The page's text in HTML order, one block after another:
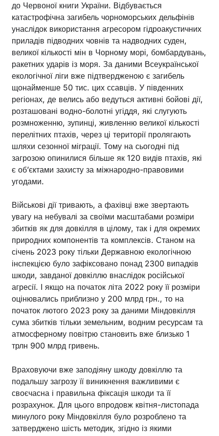
до Червоної книги України. Відбувається
катастрофічна загибель чорноморських дельфінів
унаслідок використання агресором гідроакустичних
приладів підводних човнів та надводних суден,
великої кількості мін в Чорному морі, бомбардувань,
ракетних ударів із моря. За даними Всеукраїнської
екологічної ліги вже підтвердженою є загибель
щонайменше 50 тис. цих ссавців. У південних
регіонах, де велись або ведуться активні бойові дії,
розташовані водно-болотні угіддя, які слугують
розмноженню, зупинці, живленню великої кількості
перелітних птахів, через ці території пролягають
шляхи сезонної міграції. Тому на сьогодні під
загрозою опинилися більше як 120 видів птахів, які
є об’єктами захисту за міжнародно-правовими
угодами.
Військові дії тривають, а фахівці вже звертають
увагу на небувалі за своїми масштабами розміри
збитків як для довкілля в цілому, так і для окремих
природних компонентів та комплексів. Станом на
січень 2023 року тільки Державною екологічною
інспекцією було зафіксовано понад 2300 випадків
шкоди, завданої довкіллю внаслідок російської
агресії. І якщо на початок літа 2022 року її розміри
оцінювались приблизно у 200 млрд грн., то на
початок лютого 2023 року за даними Міндовкілля
сума збитків тільки земельним, водним ресурсам та
атмосферному повітрю становить вже близько 1
трлн 900 млрд гривень.
Враховуючи вже заподіяну шкоду довкіллю та
подальшу загрозу її виникнення важливими є
своєчасна і правильна фіксація шкоди та її
розрахунок. Для цього впродовж квітня-листопада
минулого року Міндовкілля було розроблено та
затверджено шість методик, згідно із якими